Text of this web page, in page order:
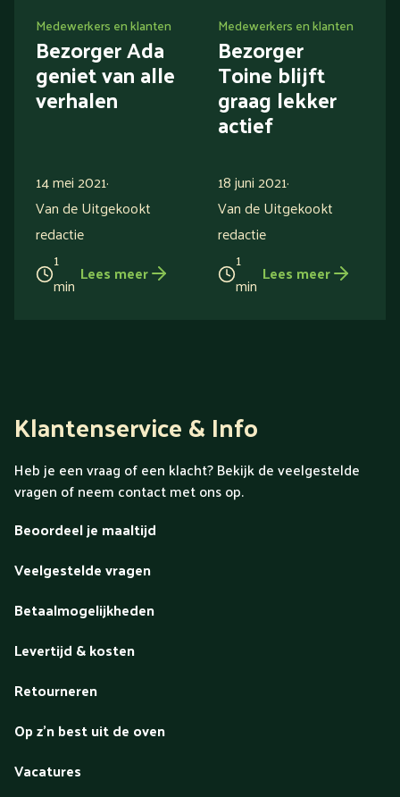
Medewerkers en klanten
Bezorger Ada
geniet van alle
verhalen
14 mei 2021·
Van de Uitgekookt
redactie
1
min Lees meer
Medewerkers en klanten
Bezorger
Toine blijft
graag lekker
actief
18 juni 2021·
Van de Uitgekookt
redactie
1
min Lees meer
Klantenservice & Info
Heb je een vraag of een klacht? Bekijk de veelgestelde
vragen of neem contact met ons op.
Beoordeel je maaltijd
Veelgestelde vragen
Betaalmogelijkheden
Levertijd & kosten
Retourneren
Op z'n best uit de oven
Vacatures